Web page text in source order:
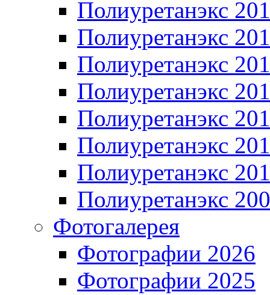
Полиуретанэкс
Полиуретанэкс
Полиуретанэкс
Полиуретанэкс
Полиуретанэкс
Полиуретанэкс
Полиуретанэкс
Полиуретанэкс
Фотогалерея
Фотографии 2026
Фотографии 2025